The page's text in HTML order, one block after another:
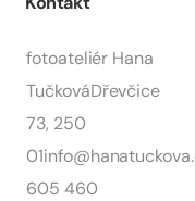
fotoateliér Hana
TučkováDřevčice
73, 250
01
605 460